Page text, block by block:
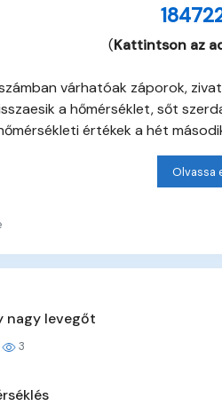
(Kattintson az
várhatóak záporok,
a hőmérséklet, sőt
értékek a hét
Olvassa
nagy levegőt
3